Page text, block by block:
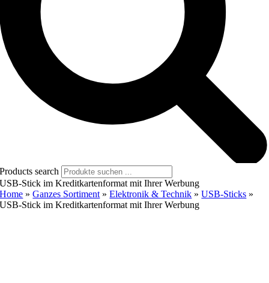
Products search
USB-Stick im Kreditkartenformat mit Ihrer Werbung
Home »Ganzes Sortiment »Elektronik & Technik »USB-Sticks »
USB-Stick im Kreditkartenformat mit Ihrer Werbung